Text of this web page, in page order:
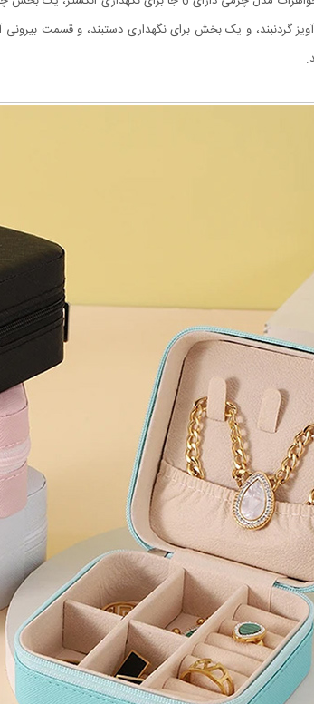
این محصول در قسمت درب دارای 3 جای آویز گردنبند، و یک بخش برای